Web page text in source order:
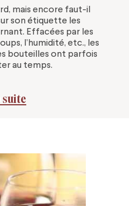
mais encore faut-il
son étiquette les
Effacées par les
l’humidité, etc., les
bouteilles ont parfois
au temps.
suite